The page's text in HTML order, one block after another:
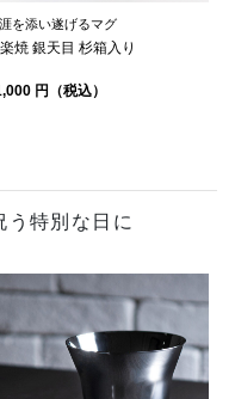
を添い遂げるマグ
焼 銀天目 杉箱入り
円（税込）
う特別な日に